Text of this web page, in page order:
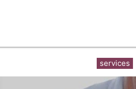
services